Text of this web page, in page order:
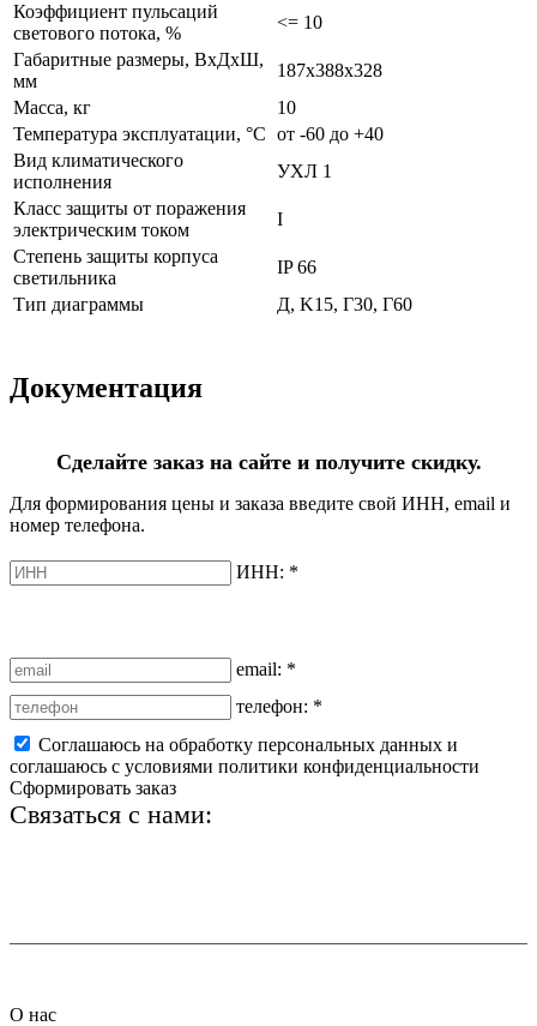
Коэффициент пульсаций
светового потока, %
<= 10
Габаритные размеры, ВхДхШ,
мм
187х388х328
Масса, кг
10
Температура эксплуатации, °С от -60 до +40
Вид климатического
исполнения
УХЛ 1
Класс защиты от поражения
электрическим током
I
Степень защиты корпуса
светильника
IP 66
Тип диаграммы
Д, K15, Г30, Г60
Документация
Сделайте заказ на сайте и получите скидку.
Для формирования цены и заказа введите свой ИНН, email и
номер телефона.
ИНН: *
email: *
телефон: *
Соглашаюсь на обработку персональных данных и
соглашаюсь с условиями политики конфиденциальности
Сформировать заказ
Связаться с нами:
О нас